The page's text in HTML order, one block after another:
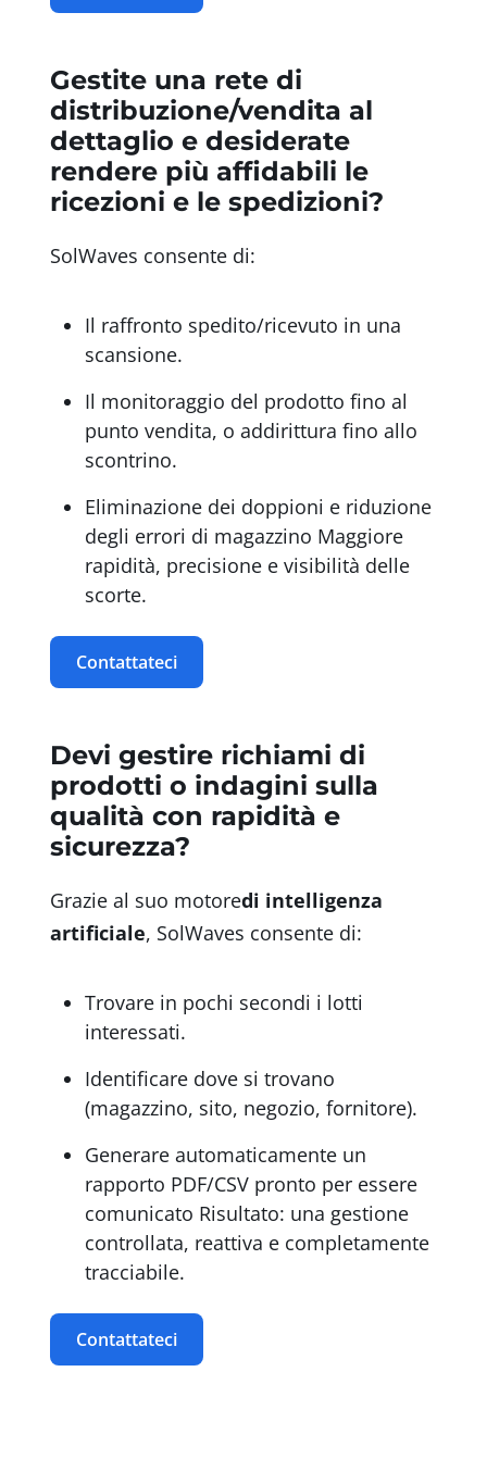
Gestite una rete di
distribuzione/vendita al
dettaglio e desiderate
rendere più affidabili le
ricezioni e le spedizioni?
SolWaves consente di:
Il raffronto spedito/ricevuto in una
scansione.
Il monitoraggio del prodotto fino al
punto vendita, o addirittura fino allo
scontrino.
Eliminazione dei doppioni e riduzione
degli errori di magazzino Maggiore
rapidità, precisione e visibilità delle
scorte.
Contattateci
Devi gestire richiami di
prodotti o indagini sulla
qualità con rapidità e
sicurezza?
Grazie al suo motoredi intelligenza
artificiale, SolWaves consente di:
Trovare in pochi secondi i lotti
interessati.
Identificare dove si trovano
(magazzino, sito, negozio, fornitore).
Generare automaticamente un
rapporto PDF/CSV pronto per essere
comunicato Risultato: una gestione
controllata, reattiva e completamente
tracciabile.
Contattateci